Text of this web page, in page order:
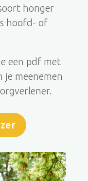
honger
hoofd- of
een pdf met
meenemen